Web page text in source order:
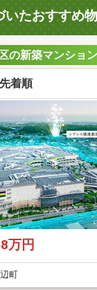
いたおすすめ
の新築マンション
着順
万円
町